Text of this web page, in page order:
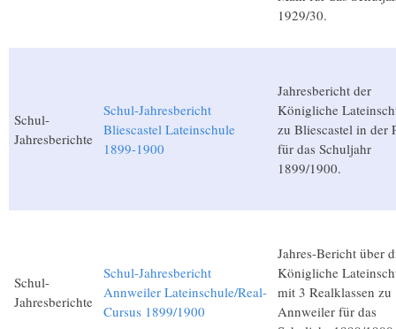
1929/30.
Schul-
Jahresberichte
Schul-Jahresbericht
Bliescastel Lateinschule
1899-1900
Jahresbericht der
Königliche
zu Bliescastel in der
für das Schuljahr
1899/1900.
Schul-
Jahresberichte
Schul-Jahresbericht
Annweiler Lateinschule/Real-
Cursus 1899/1900
Jahres-Bericht über
Königliche
mit 3 Realklassen zu
Annweiler für das